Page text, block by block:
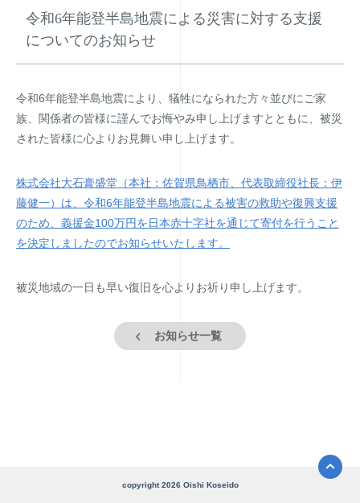
令和6年能登半島地震による災害に対する支援
についてのお知らせ
令和6年能登半島地震により、犠牲になられた方々並びにご家
族、関係者の皆様に謹んでお悔やみ申し上げますとともに、被災
された皆様に心よりお見舞い申し上げます。
株式会社大石膏盛堂（本社：佐賀県鳥栖市、代表取締役社長：伊
藤健一）は、令和6年能登半島地震による被害の救助や復興支援
のため、義援金100万円を日本赤十字社を通じて寄付を行うこと
を決定しましたのでお知らせいたします。
被災地域の一日も早い復旧を心よりお祈り申し上げます。
お知らせ一覧
copyright2026 Oishi Koseido